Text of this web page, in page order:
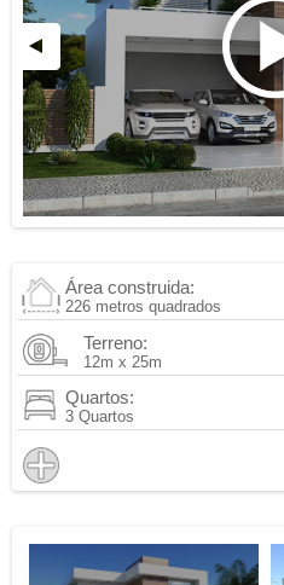
Área construida:
226 metros quadrados
Terreno:
12m x 25m
Quartos:
3 Quartos